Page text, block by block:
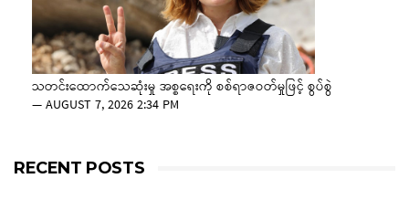
သတင်းထောက်သေဆုံးမှု အစ္စရေးကို စစ်ရာဇဝတ်မှုဖြင့် စွပ်စွဲ
—AUGUST 7, 2026 2:34 PM
RECENT POSTS